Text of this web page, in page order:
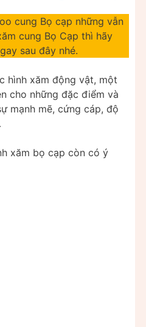
cung Bọ cạp những vẫn
cung Bọ Cạp thì hãy
sau đây nhé.
hình xăm động vật, một
cho những đặc điểm và
mạnh mẽ, cứng cáp, độ
xăm bọ cạp còn có ý